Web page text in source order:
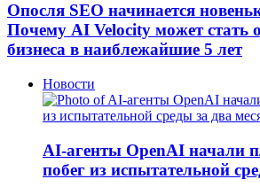
Опосля SEO начинается
Почему AI Velocity может стать
бизнеса в наиблежайшие 5 лет
Новости
AI-агенты OpenAI начали
побег из испытательной